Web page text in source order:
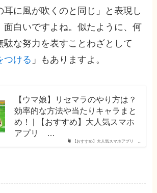
耳に風が吹くのと同じ」と表現し
面白いですよね。似たように、何
駄な努力を表すことわざとして
つける 」もありますよ。
【おすすめ】大人気スマホアプリ …
【ウマ娘】リセマラのやり方は？
効率的な方法や当たりキャラまと
め！ | 【おすすめ】大人気スマホ
アプリ …